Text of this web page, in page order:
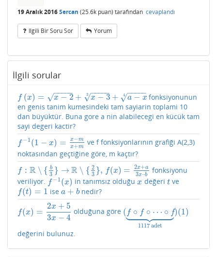
19 Aralık 2016Sercan (25.6k puan) tarafından cevaplandı
Ilgili Bir Soru Sor Yorum
İlgili sorular
f (x) = x −2
− −
−−−
√ + x −3
− −
−−−
√
3 + a − x
− −
−−−
√
4
f(x)=x 2+ x−33 +a −x4
fonksiyonunun
en genis tanim kumesindeki tam sayiarin toplami 10
dan büyüktür. Buna gore a nin alabilecegi en kücük tam
sayi degeri kactir?
f −1(1 − x) = x−m
x+m
f−1(1−x )= x−m x+ m
ve f fonksiyonlarının grafiği A(2,3)
noktasından geçtiğine göre, m kaçtır?
f : R ∖ { b
3 } → R ∖ { 2
3 },
f:R∖{b 3 →R ∖ 23 }, f(x) = 2x+a
3x–b
f(x)=2 x+a 3x–b fonksiyonu
veriliyor. f −1 (x)
f−1(x) in tanımsız olduğux
x değeri t
t ve
f(t) = 1
f(t)=1 ise a + b
a+b nedir?
f(x) =
2x + 5
3x − 4
f(x)=2 x+5 3x−4 olduğuna göre ( f ∘ f ∘ ⋯ ∘ f
 

 
1117adet
)(1)
(f ∘ f∘ ⋯ ∘f ⏟ 1117 adet
değerini bulunuz.